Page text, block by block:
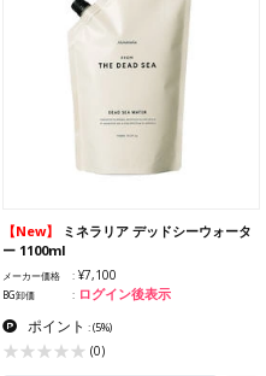
【New】
ミネラリア デッドシーウォータ
ー 1100ml
メーカー価格 ¥7,100
BG卸価 ログイン後表示
ポイント :(5%)
(0)